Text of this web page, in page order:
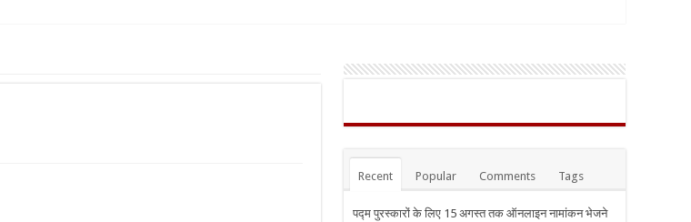
Recent Popular Comments Tags
पद्म पुरस्कारों के लिए 15 अगस्त तक ऑनलाइन नामांकन भेजने